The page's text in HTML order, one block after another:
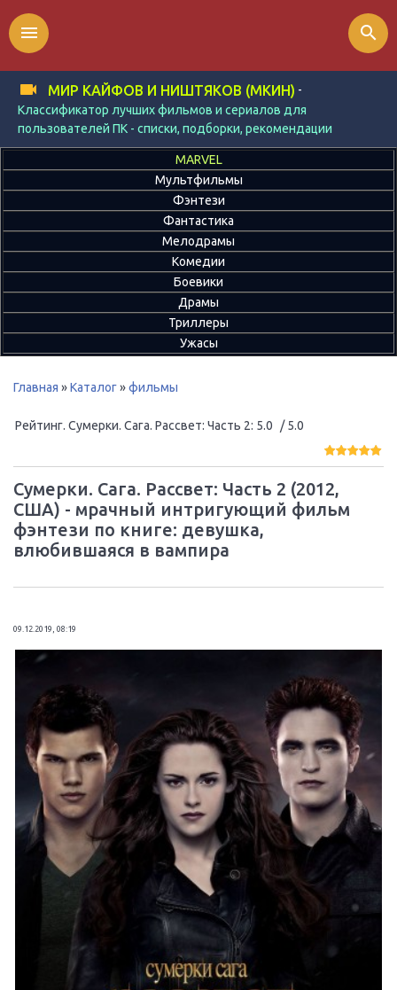
МИР КАЙФОВ И НИШТЯКОВ (МКИН) -
Классификатор лучших фильмов и сериалов для
пользователей ПК - списки, подборки, рекомендации
menu search
MARVEL
Мультфильмы
Фэнтези
Фантастика
Мелодрамы
Комедии
Боевики
Драмы
Триллеры
Ужасы
Главная »Каталог»фильмы
Рейтинг. Сумерки. Сага. Рассвет: Часть 2: 5.0 / 5.0
Сумерки. Сага. Рассвет: Часть 2 (2012,
США) - мрачный интригующий фильм
фэнтези по книге: девушка,
влюбившаяся в вампира
09.12.2019, 08:19